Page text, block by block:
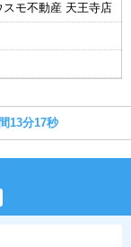
モ不動産 天王寺店
13分17秒